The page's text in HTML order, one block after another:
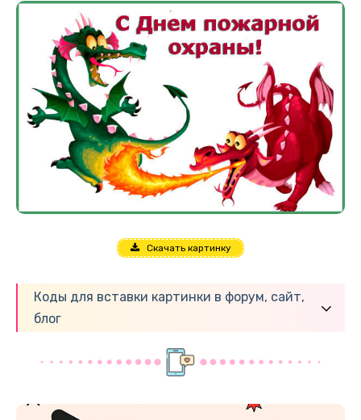
Скачать картинку
Коды для вставки картинки в форум, сайт,
блог